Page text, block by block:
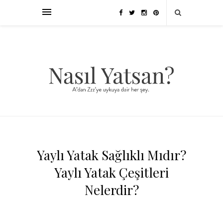
Yaylı Yatak Sağlıklı Mıdır?
Yaylı Yatak Çeşitleri
Nelerdir?